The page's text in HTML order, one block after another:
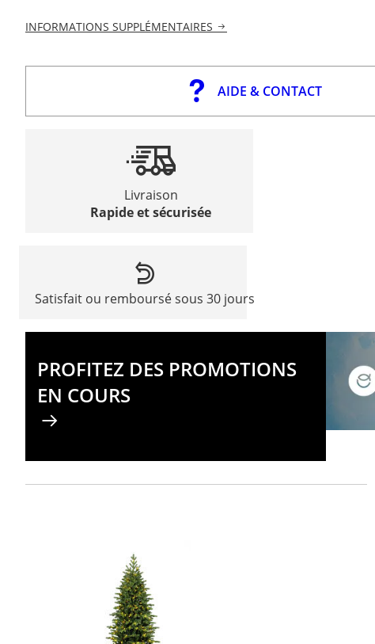
INFORMATIONS SUPPLÉMENTAIRES
AIDE & CONTACT
Livraison
Rapide et sécurisée
Satisfait ou remboursé sous 30 jours
PROFITEZ DES PROMOTIONS
EN COURS